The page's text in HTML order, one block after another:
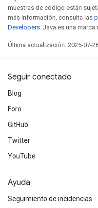
muestras de código están
más información, consulta las
Developers. Java es una
Última actualización: 2025-07-
Seguir conectado
Blog
Foro
GitHub
Twitter
YouTube
Ayuda
Seguimiento de incidencias